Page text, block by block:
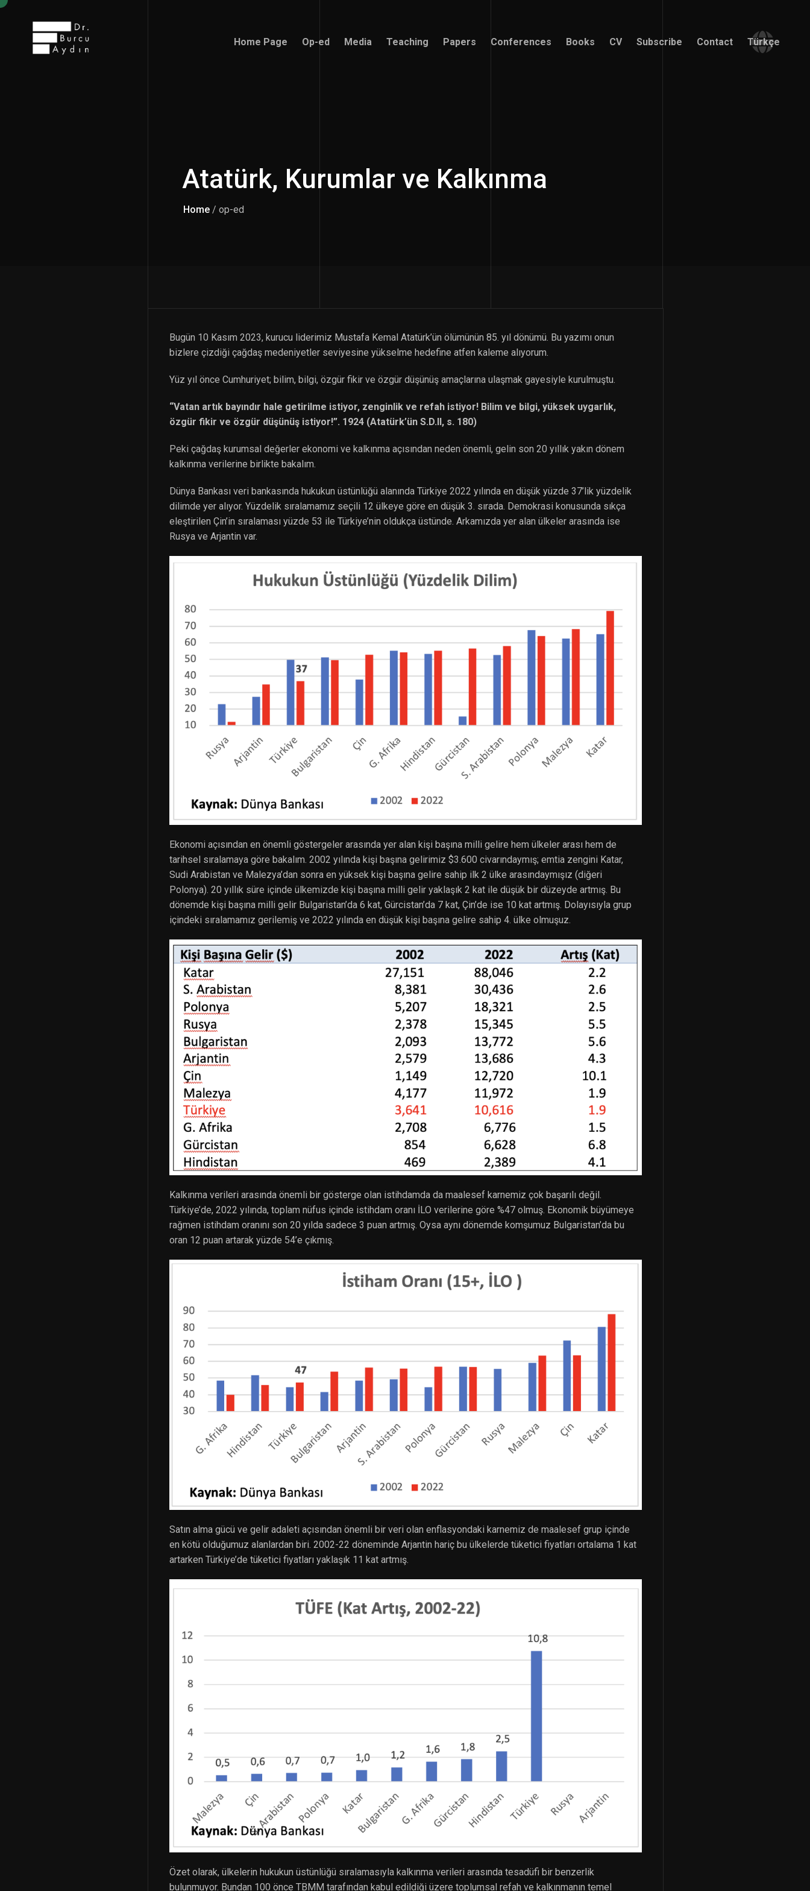
Home Page Op-ed Media Teaching Papers Conferences Books CV Subscribe Contact Türkçe
Atatürk, Kurumlar ve Kalkınma
Home/ op-ed
Bugün 10 Kasım 2023, kurucu liderimiz Mustafa Kemal Atatürk’ün ölümünün 85. yıl dönümü. Bu yazımı onun
bizlere çizdiği çağdaş medeniyetler seviyesine yükselme hedefine atfen kaleme alıyorum.
Yüz yıl önce Cumhuriyet; bilim, bilgi, özgür fikir ve özgür düşünüş amaçlarına ulaşmak gayesiyle kurulmuştu.
“Vatan artık bayındır hale getirilme istiyor, zenginlik ve refah istiyor! Bilim ve bilgi, yüksek uygarlık,
özgür fikir ve özgür düşünüş istiyor!”. 1924 (Atatürk’ün S.D.II, s. 180)
Peki çağdaş kurumsal değerler ekonomi ve kalkınma açısından neden önemli, gelin son 20 yıllık yakın dönem
kalkınma verilerine birlikte bakalım.
Dünya Bankası veri bankasında hukukun üstünlüğü alanında Türkiye 2022 yılında en düşük yüzde 37’lik yüzdelik
dilimde yer alıyor. Yüzdelik sıralamamız seçili 12 ülkeye göre en düşük 3. sırada. Demokrasi konusunda sıkça
eleştirilen Çin’in sıralaması yüzde 53 ile Türkiye’nin oldukça üstünde. Arkamızda yer alan ülkeler arasında ise
Rusya ve Arjantin var.
Ekonomi açısından en önemli göstergeler arasında yer alan kişi başına milli gelire hem ülkeler arası hem de
tarihsel sıralamaya göre bakalım. 2002 yılında kişi başına gelirimiz $3.600 civarındaymış; emtia zengini Katar,
Sudi Arabistan ve Malezya’dan sonra en yüksek kişi başına gelire sahip ilk 2 ülke arasındaymışız (diğeri
Polonya). 20 yıllık süre içinde ülkemizde kişi başına milli gelir yaklaşık 2 kat ile düşük bir düzeyde artmış. Bu
dönemde kişi başına milli gelir Bulgaristan’da 6 kat, Gürcistan’da 7 kat, Çin’de ise 10 kat artmış. Dolayısıyla grup
içindeki sıralamamız gerilemiş ve 2022 yılında en düşük kişi başına gelire sahip 4. ülke olmuşuz.
Kalkınma verileri arasında önemli bir gösterge olan istihdamda da maalesef karnemiz çok başarılı değil.
Türkiye’de, 2022 yılında, toplam nüfus içinde istihdam oranı İLO verilerine göre %47 olmuş. Ekonomik büyümeye
rağmen istihdam oranını son 20 yılda sadece 3 puan artmış. Oysa aynı dönemde komşumuz Bulgaristan’da bu
oran 12 puan artarak yüzde 54’e çıkmış.
Satın alma gücü ve gelir adaleti açısından önemli bir veri olan enflasyondaki karnemiz de maalesef grup içinde
en kötü olduğumuz alanlardan biri. 2002-22 döneminde Arjantin hariç bu ülkelerde tüketici fiyatları ortalama 1 kat
artarken Türkiye’de tüketici fiyatları yaklaşık 11 kat artmış.
Özet olarak, ülkelerin hukukun üstünlüğü sıralamasıyla kalkınma verileri arasında tesadüfi bir benzerlik
bulunmuyor. Bundan 100 önce TBMM tarafından kabul edildiği üzere toplumsal refah ve kalkınmanın temel